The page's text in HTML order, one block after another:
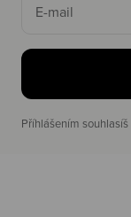
E-mail
Příhlášením